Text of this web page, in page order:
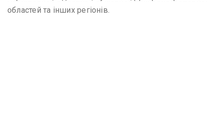
областей та інших регіонів.